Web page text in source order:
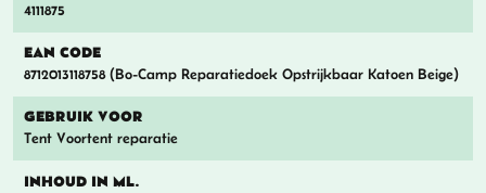
4111875
EAN CODE
8712013118758 (Bo-Camp Reparatiedoek Opstrijkbaar Katoen Beige)
GEBRUIK VOOR
Tent Voortent reparatie
INHOUD IN ML.